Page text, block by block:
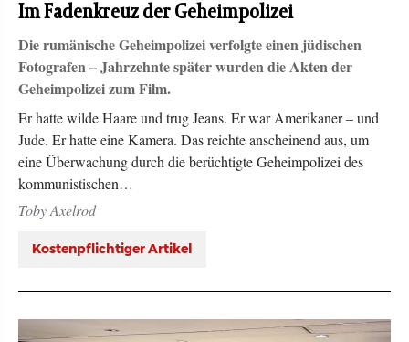
Im Fadenkreuz der Geheimpolizei
Die rumänische Geheimpolizei verfolgte einen jüdischen
Fotografen – Jahrzehnte später wurden die Akten der
Geheimpolizei zum Film.
Er hatte wilde Haare und trug Jeans. Er war Amerikaner – und
Jude. Er hatte eine Kamera. Das reichte anscheinend aus, um
eine Überwachung durch die berüchtigte Geheimpolizei des
kommunistischen…
Toby Axelrod
Kostenpflichtiger Artikel